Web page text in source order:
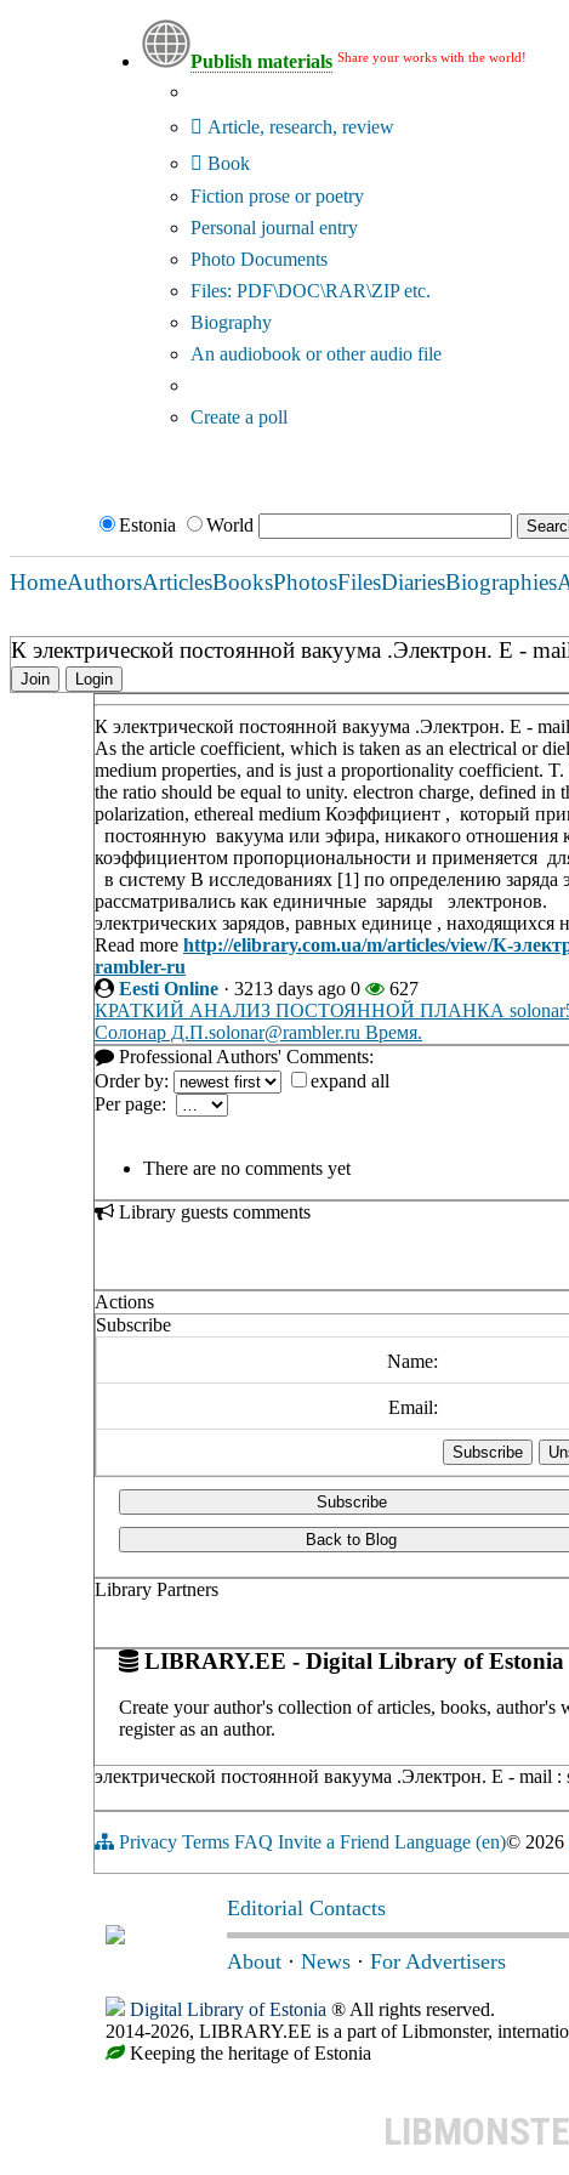
Publish materials Share your works with the world!
Article, research, review
Book
Fiction prose or poetry
Personal journal entry
Photo Documents
Files: PDF\DOC\RAR\ZIP etc.
Biography
An audiobook or other audio file
Create a poll
Estonia World
HomeAuthorsArticlesBooksPhotosFilesDiariesBiographies
К электрической постоянной вакуума .Электрон. E -
Join Login
К электрической постоянной вакуума .Электрон. E -
As the article coefficient, which is taken as an electrical or
medium properties, and is just a proportionality coefficient.
the ratio should be equal to unity. electron charge, defined
polarization, ethereal medium Коэффициент , который
постоянную вакуума или эфира, никакого отношения
коэффициентом пропорциональности и применяется
в систему В исследованиях [1] по определению
рассматривались как единичные заряды
электрических зарядов, равных единице ,
Read more http://elibrary.com.ua/m/articles/view/К-
rambler-ru
Eesti Online · 3213 days ago 0
627
КРАТКИЙ АНАЛИЗ ПОСТОЯННОЙ ПЛАНКА
Солонар Д.П.solonar@rambler.ru Время.
Professional Authors' Comments:
Order by:
expand all
Per page:
There are no comments yet
Library guests comments
Actions
Subscribe
Name:
Email:
Subscribe
Back to Blog
Library Partners
LIBRARY.EE - Digital Library of Estonia
Create your author's collection of articles, books,
register as an author.
электрической постоянной вакуума .Электрон. E - mail :
Privacy Terms FAQ Invite a Friend Language (en)© 2026
Editorial Contacts
About · News · For Advertisers
Digital Library of Estonia ® All rights reserved.
2014-2026, LIBRARY.EE is a part of Libmonster,
Keeping the heritage of Estonia